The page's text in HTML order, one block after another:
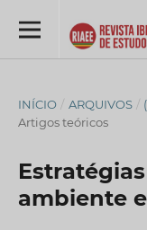
INÍCIO / ARQUIVOS /
Artigos teóricos
ambiente